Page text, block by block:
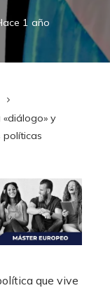
1 año
y
políticas
que vive